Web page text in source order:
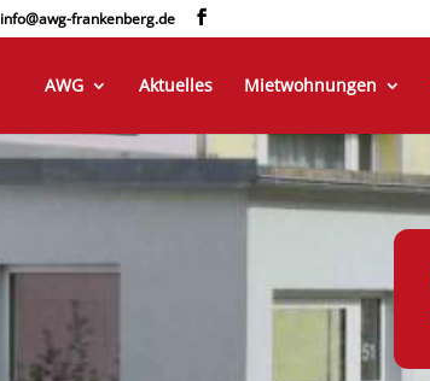
info@awg-frankenberg.de
AWG Aktuelles Mietwohnungen